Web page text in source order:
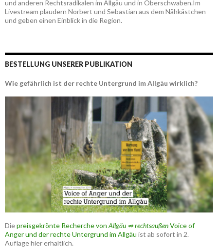
und anderen Rechtsradikalen im Allgäu und in Oberschwaben.Im
Livestream plaudern Norbert und Sebastian aus dem Nähkästchen
und geben einen Einblick in die Region.
BESTELLUNG UNSERER PUBLIKATION
Wie gefährlich ist der rechte Untergrund im Allgäu wirklich?
Diepreisgekrönte Recherche von Allgäu ⇏ rechtsaußenVoice of
Anger und der rechte Untergrund im Allgäu ist ab sofort in 2.
Auflage hier erhältlich.